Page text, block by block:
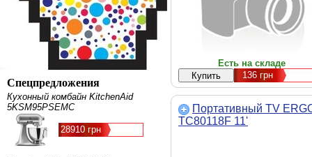
Спецпредложения
Кухонный комбайн KitchenAid
5KSM95PSEMC
28910 грн
Есть на складе
136грн
Портативный TV
TC80118F 11'